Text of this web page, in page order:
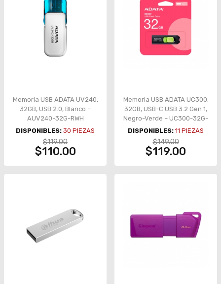
Memoria USB ADATA UV240,
32GB, USB 2.0, Blanco –
AUV240-32G-RWH
DISPONIBLES: 30 PIEZAS
$119.00
$110.00
Memoria USB ADATA UC300,
32GB, USB-C USB 3.2 Gen 1,
Negro-Verde – UC300-32G-
RBK/GN
DISPONIBLES: 11 PIEZAS
$149.00
$119.00